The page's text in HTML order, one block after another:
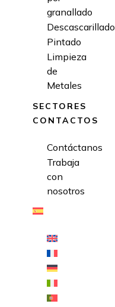
granallado
Descascarillado
Pintado
Limpieza
de
Metales
SECTORES
CONTACTOS
Contáctanos
Trabaja
con
nosotros